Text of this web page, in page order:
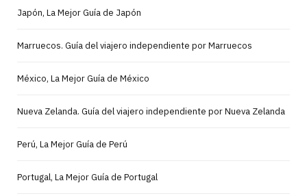
Japón, La Mejor Guía de Japón
Marruecos. Guía del viajero independiente por Marruecos
México, La Mejor Guía de México
Nueva Zelanda. Guía del viajero independiente por Nueva Zelanda
Perú, La Mejor Guía de Perú
Portugal, La Mejor Guía de Portugal